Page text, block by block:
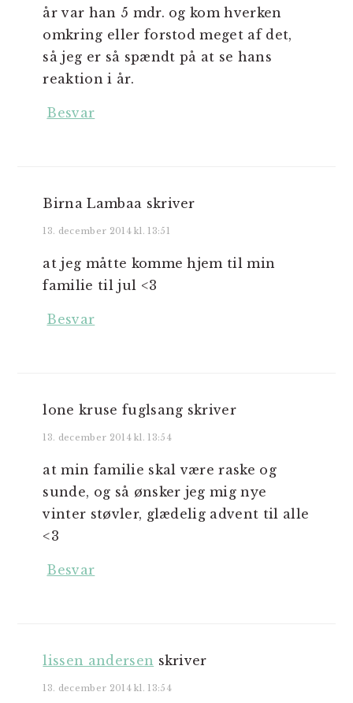
år var han 5 mdr. og kom hverken
omkring eller forstod meget af det,
så jeg er så spændt på at se hans
reaktion i år.
Besvar
Birna Lambaa skriver
13. december 2014 kl. 13:51
at jeg måtte komme hjem til min
familie til jul <3
Besvar
lone kruse fuglsang skriver
13. december 2014 kl. 13:54
at min familie skal være raske og
sunde, og så ønsker jeg mig nye
vinter støvler, glædelig advent til alle
<3
Besvar
lissen andersen skriver
13. december 2014 kl. 13:54